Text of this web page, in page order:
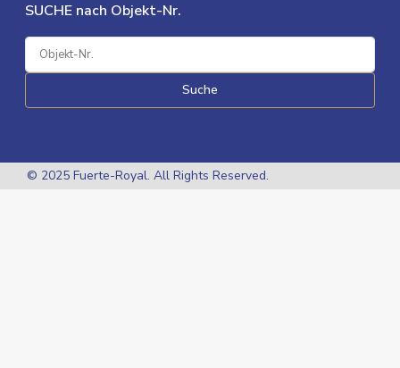
SUCHE nach Objekt-Nr.
Suche
© 2025 Fuerte-Royal. All Rights Reserved.